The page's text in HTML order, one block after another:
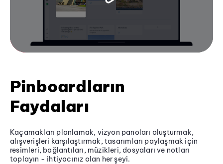
Pinboardların
Faydaları
Kaçamakları planlamak, vizyon panoları oluşturmak,
alışverişleri karşılaştırmak, tasarımları paylaşmak için
resimleri, bağlantıları, müzikleri, dosyaları ve notları
toplayın - ihtiyacınız olan her şeyi.